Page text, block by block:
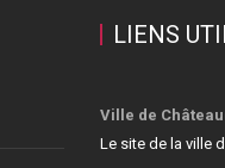
LIENS
Ville de
Le site de la ville